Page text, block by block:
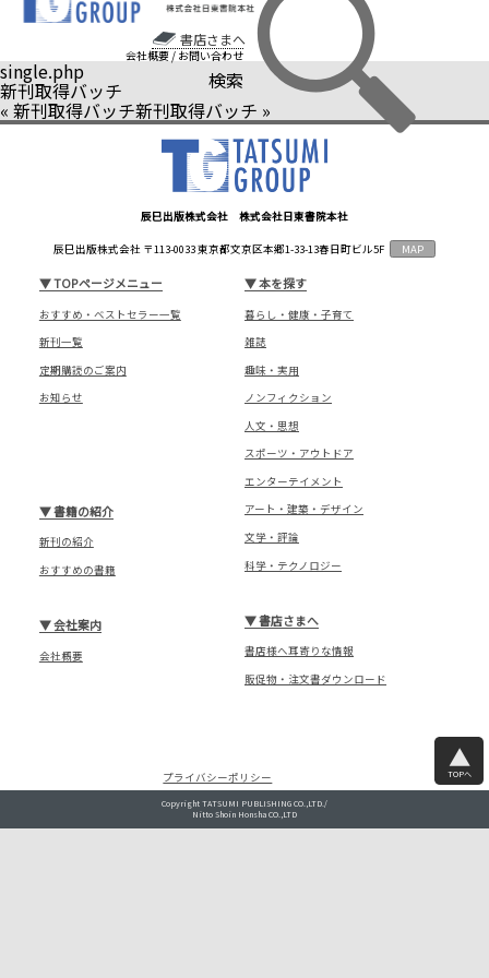
書店さまへ
会社概要 / お問い合わせ
検索
single.php
新刊取得バッチ
« 新刊取得バッチ新刊取得バッチ »
辰巳出版株式会社 株式会社日東書院本社
辰巳出版株式会社 〒113-0033 東京都文京区本郷1-33-13春日町ビル5F MAP
▼TOPページメニュー
おすすめ・ベストセラー一覧
新刊一覧
定期購読のご案内
お知らせ
▼本を探す
暮らし・健康・子育て
雑誌
趣味・実用
ノンフィクション
人文・思想
スポーツ・アウトドア
エンターテイメント
アート・建築・デザイン
文学・評論
科学・テクノロジー
▼書籍の紹介
新刊の紹介
おすすめの書籍
▼書店さまへ
書店様へ耳寄りな情報
販促物・注文書ダウンロード
▼会社案内
会社概要
プライバシーポリシー TOPへ
Copyright TATSUMI PUBLISHING CO.,LTD./
Nitto Shoin Honsha CO.,LTD